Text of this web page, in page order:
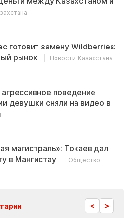
готовит замену Wildberries:
рынок
Новости Казахстана
поведение
девушки сняли на видео в
магистраль»: Токаев дал
в Мангистау
Общество
< >